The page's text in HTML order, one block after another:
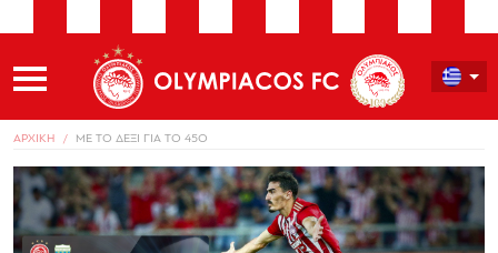
ΑΡΧΙΚΗ ΜΕ ΤΟ ΔΕΞΙ ΓΙΑ ΤΟ 45Ο